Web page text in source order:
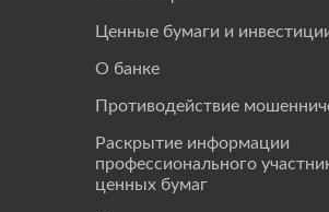
Ценные бумаги и
О банке
Противодействие
Раскрытие информации
профессионального
ценных бумаг